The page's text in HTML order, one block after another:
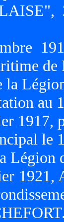
de
la
au
1917,
le
Légion
1921,